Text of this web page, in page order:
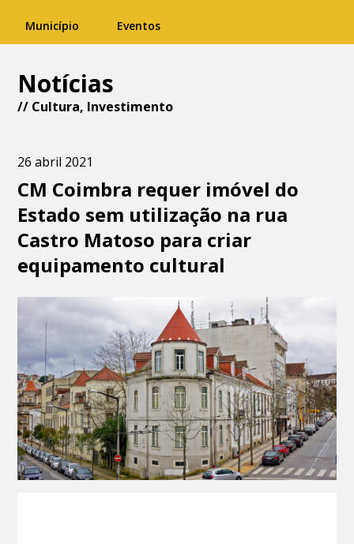
Município Eventos
Notícias
// Cultura, Investimento
26 abril 2021
CM Coimbra requer imóvel do
Estado sem utilização na rua
Castro Matoso para criar
equipamento cultural